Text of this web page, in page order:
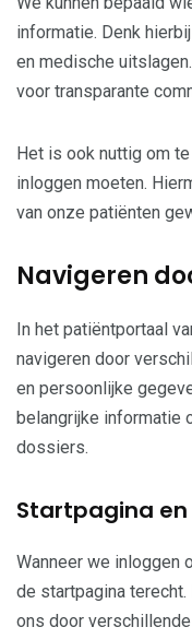
informatie. Denk
en medische
voor transparante
Het is ook nuttig om
inloggen moeten.
van onze patiënten
Navigeren
In het patiëntportaal
navigeren door
en persoonlijke
belangrijke informatie
dossiers.
Startpagina
Wanneer we inloggen
de startpagina
ons door